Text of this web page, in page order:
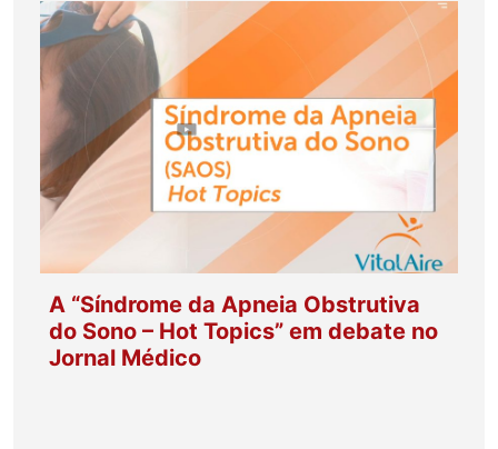
A “Síndrome da Apneia Obstrutiva
do Sono – Hot Topics” em debate no
Jornal Médico